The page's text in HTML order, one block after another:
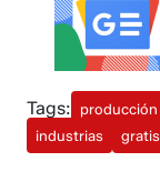
Tags: producción
industrias
gratis